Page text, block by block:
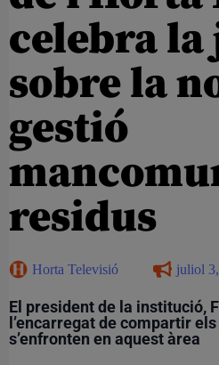
celebra
sobre la
gestió
residus
Horta Televisió juliol
El president de la institució,
l’encarregat de compartir
s’enfronten en aquest àrea